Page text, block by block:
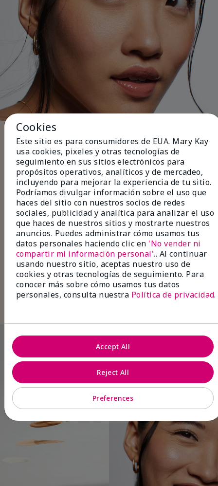
Cinco pasos para terminar el
look
Usadelineador de ojosnegro o café para
definir la línea de las pestañas para un look
sutil de día.
Aplica capas de sombrasen tonos neutros
para lograr un acabado suave y natural.
Combínalo conrímelpara dar volumen o
alargar tus pestañas para que luzcan más
largas y tupidas.
Rellena las zonas menos pobladas con
delineador de cejasy fija con un gel para
cejascon color para lograr unas cejas
espectaculares.
Termina conbrillo labialen un tono natural
para un look refinado y sin esfuerzo.
Cookies
Este sitio es para consumidores de EUA. Mary Kay
usa cookies, pixeles y otras tecnologías de
seguimiento en sus sitios electrónicos para
propósitos operativos, analíticos y de mercadeo,
incluyendo para mejorar la experiencia de tu sitio.
Podríamos divulgar información sobre el uso que
haces del sitio con nuestros socios de redes
sociales, publicidad y analítica para analizar el uso
que haces de nuestros sitios y mostrarte nuestros
anuncios. Puedes administrar cómo usamos tus
datos personales haciendo clic en 'No vender ni
compartir mi información personal'.. Al continuar
usando nuestro sitio, aceptas nuestro uso de
cookies y otras tecnologías de seguimiento. Para
conocer más sobre cómo usamos tus datos
personales, consulta nuestra Política de privacidad.
Preferences
Reject All
Accept All